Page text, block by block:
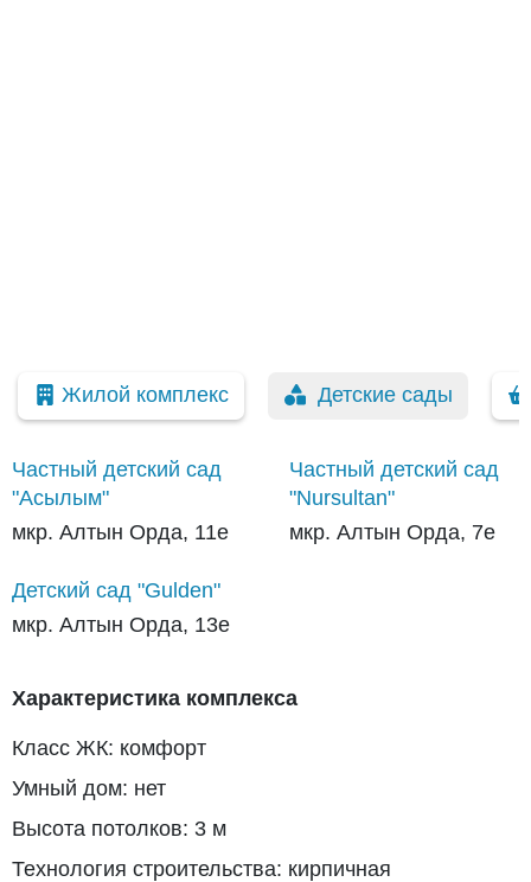
Жилой комплекс Детские сады
Частный детский сад
"Асылым"
мкр. Алтын Орда, 11е
Частный детский сад
"Nursultan"
мкр. Алтын Орда, 7е
Детский сад "Gulden"
мкр. Алтын Орда, 13е
Характеристика комплекса
Класс ЖК: комфорт
Умный дом: нет
Высота потолков: 3 м
Технология строительства: кирпичная